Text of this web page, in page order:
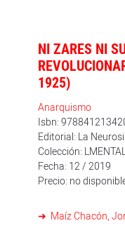
NI ZARES NI
1925)
Anarquismo
Isbn:
Editorial: La
Colección:
Fecha: 12 / 2019
Precio: no
Maíz Chacón,